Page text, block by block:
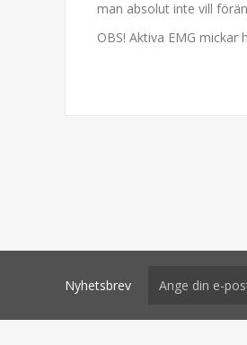
man absolut inte vill
OBS! Aktiva EMG
Nyhetsbrev